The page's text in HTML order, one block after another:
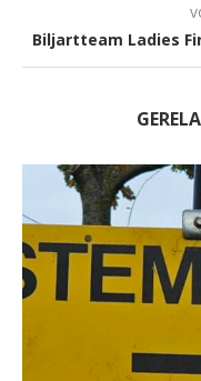
Biljartteam Ladies